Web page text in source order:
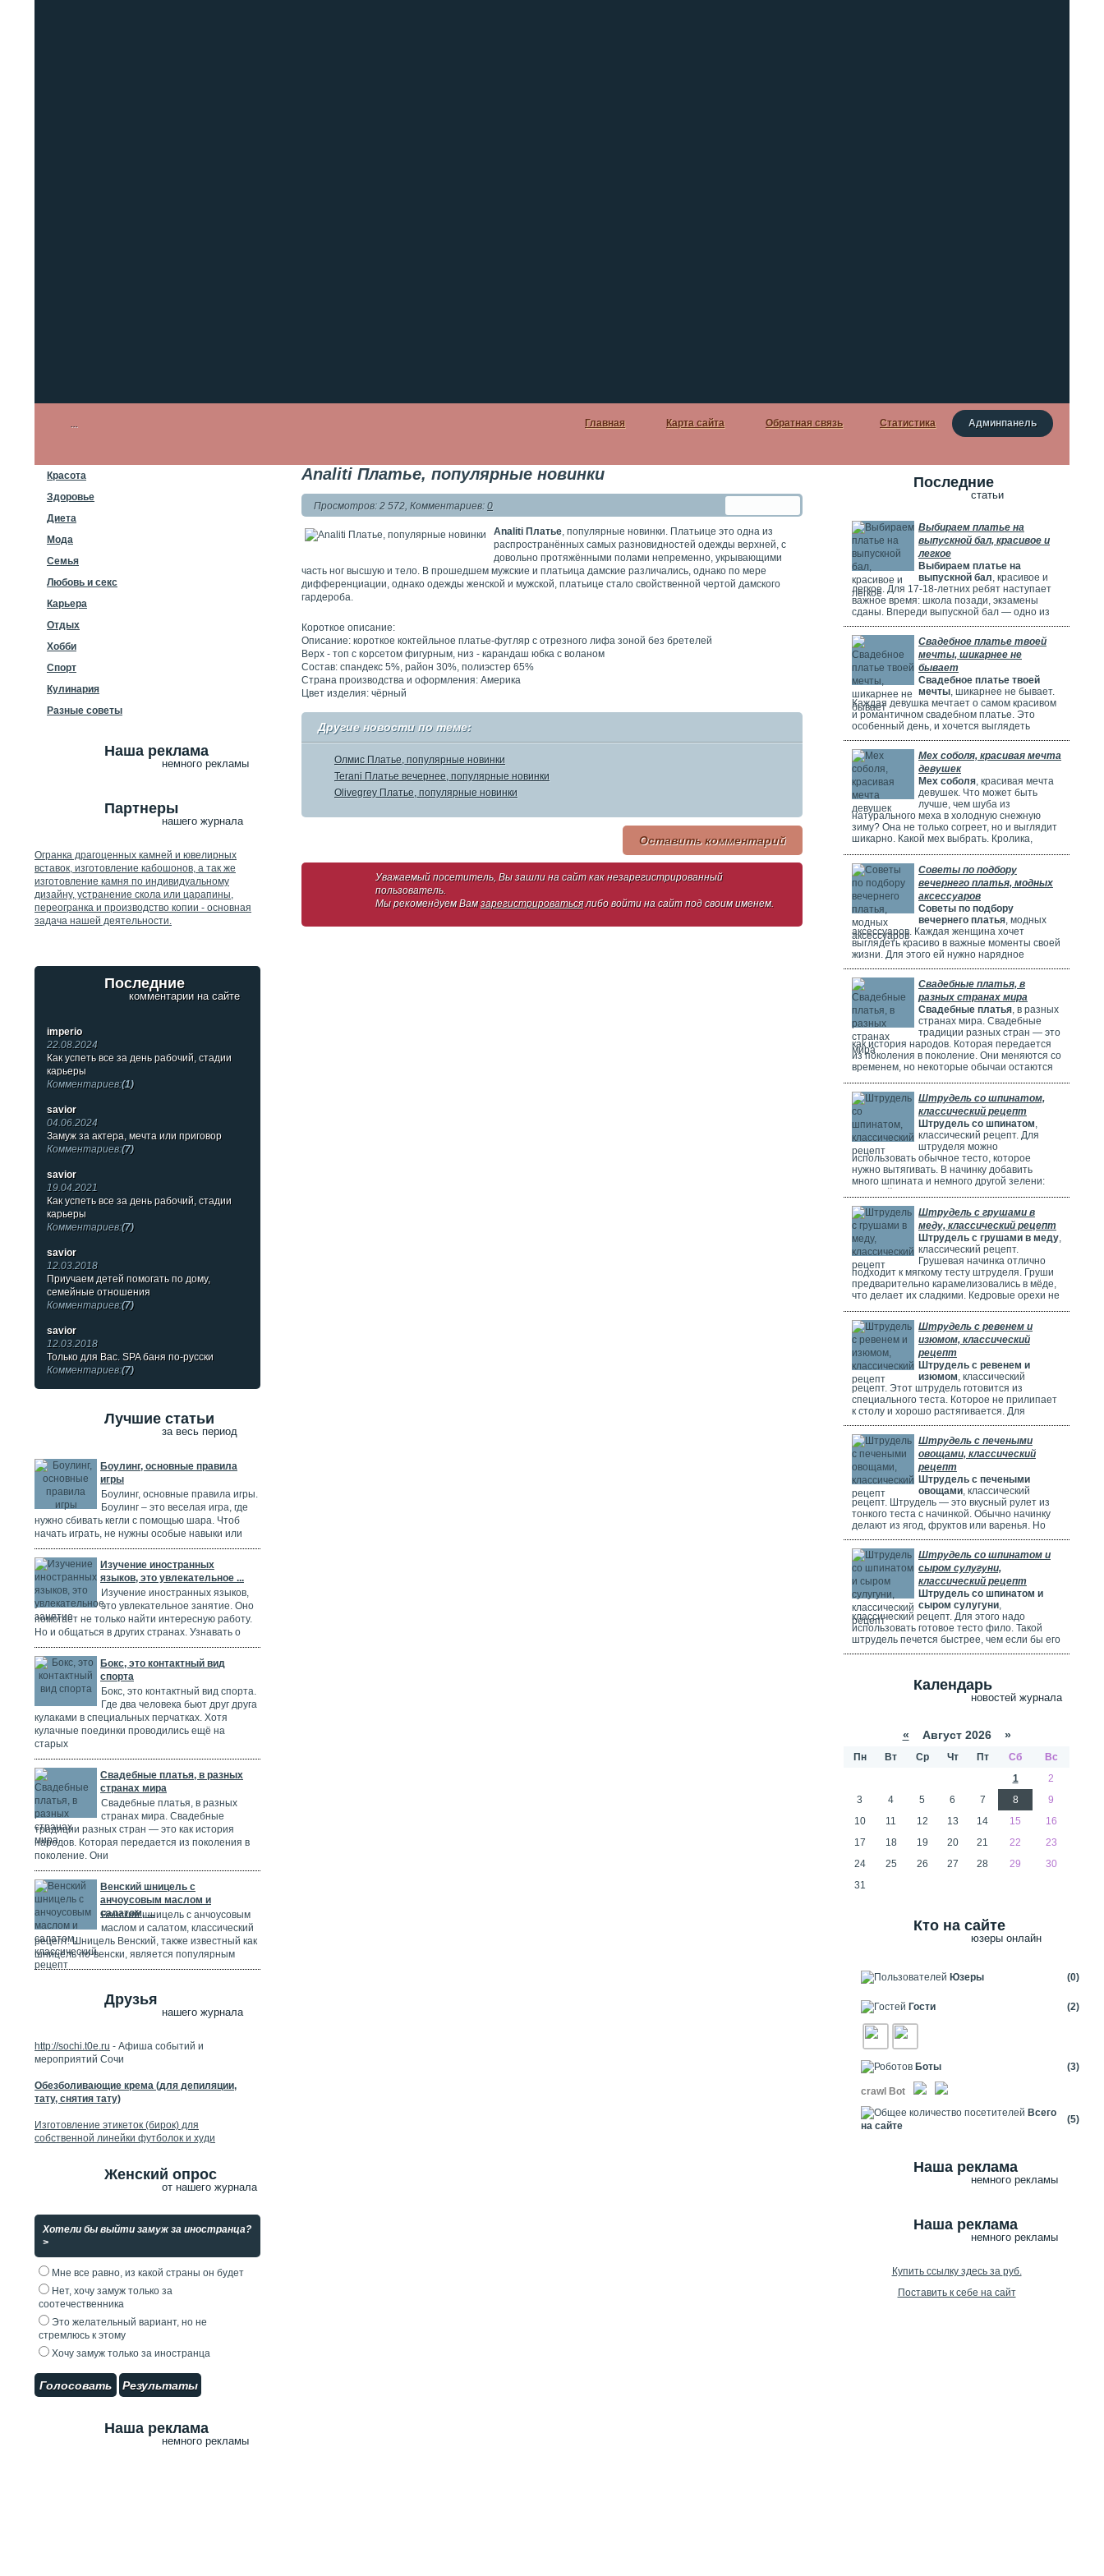
Админпанель
Статистика
Обратная связь
Карта сайта
Главная
Analiti Платье, популярные новинки
Просмотров: 2 572, Комментариев: 0
Analiti Платье, популярные новинки. Платьице это одна из
распространённых самых разновидностей одежды верхней, с
довольно протяжёнными полами непременно, укрывающими
часть ног высшую и тело. В прошедшем мужские и платьица дамские различались, однако по мере
дифференциации, однако одежды женской и мужской, платьице стало свойственной чертой дамского
гардероба.
Короткое описание:
Описание: короткое коктейльное платье-футляр с отрезного лифа зоной без бретелей
Верх - топ с корсетом фигурным, низ - карандаш юбка с воланом
Состав: спандекс 5%, район 30%, полиэстер 65%
Страна производства и оформления: Америка
Цвет изделия: чёрный
Другие новости по теме:
Олмис Платье, популярные новинки
Terani Платье вечернее, популярные новинки
Olivegrey Платье, популярные новинки
Оставить комментарий
Уважаемый посетитель, Вы зашли на сайт как незарегистрированный
пользователь.
Мы рекомендуем Вамзарегистрироватьсялибо войти на сайт под своим именем.
Красота
Здоровье
Диета
Мода
Семья
Любовь и секс
Карьера
Отдых
Хобби
Спорт
Кулинария
Разные советы
Наша реклама
немного рекламы
Партнеры
нашего журнала
Огранка драгоценных камней и ювелирных
вставок, изготовление кабошонов, а так же
изготовление камня по индивидуальному
дизайну, устранение скола или царапины,
переогранка и производство копии - основная
задача нашей деятельности.
Последние
комментарии на сайте
imperio
22.08.2024
Как успеть все за день рабочий, стадии
карьеры
Комментариев:(1)
savior
04.06.2024
Замуж за актера, мечта или приговор
Комментариев:(7)
savior
19.04.2021
Как успеть все за день рабочий, стадии
карьеры
Комментариев:(7)
savior
12.03.2018
Приучаем детей помогать по дому,
семейные отношения
Комментариев:(7)
savior
12.03.2018
Только для Вас. SPA баня по-русски
Комментариев:(7)
Лучшие статьи
за весь период
Боулинг, основные правила
игры
Боулинг, основные правила игры.
Боулинг – это веселая игра, где
нужно сбивать кегли с помощью шара. Чтоб
начать играть, не нужны особые навыки или
Изучение иностранных
языков, это увлекательное ...
Изучение иностранных языков,
это увлекательное занятие. Оно
помогает не только найти интересную работу.
Но и общаться в других странах. Узнавать о
Бокс, это контактный вид
спорта
Бокс, это контактный вид спорта.
Где два человека бьют друг друга
кулаками в специальных перчатках. Хотя
кулачные поединки проводились ещё на
старых
Свадебные платья, в разных
странах мира
Свадебные платья, в разных
странах мира. Свадебные
традиции разных стран — это как история
народов. Которая передается из поколения в
поколение. Они
Венский шницель с
анчоусовым маслом и
салатом, ...
Венский шницель с анчоусовым
маслом и салатом, классический
рецепт. Шницель Венский, также известный как
шницель по-венски, является популярным
Друзья
нашего журнала
http://sochi.t0e.ru - Афиша событий и
мероприятий Сочи
Обезболивающие крема (для депиляции,
тату, снятия тату)
Изготовление этикеток (бирок) для
собственной линейки футболок и худи
Женский опрос
от нашего журнала
Хотели бы выйти замуж за иностранца?
>
Мне все равно, из какой страны он будет
Нет, хочу замуж только за
соотечественника
Это желательный вариант, но не
стремлюсь к этому
Хочу замуж только за иностранца
Голосовать Результаты
Наша реклама
немного рекламы
Последние
статьи
Выбираем платье на
выпускной бал, красивое и
легкое
Выбираем платье на
выпускной бал, красивое и
легкое. Для 17-18-летних ребят наступает
важное время: школа позади, экзамены
сданы. Впереди выпускной бал — одно из
самых красивых и радостных событий.
Особенно тщательно готовятся девушки.
Они заранее думают о наряде, прическе,
макияже и аксессуарах. Выпускной бал
можно сравнить с конкурсом красоты. Где
девушки соревнуются, кто лучше выглядит.
Свадебное платье твоей
мечты, шикарнее не
бывает
Свадебное платье твоей
мечты, шикарнее не бывает.
Каждая девушка мечтает о самом красивом
и романтичном свадебном платье. Это
особенный день, и хочется выглядеть
потрясающе! Но выбрать идеальное платье
может быть непросто. Раньше девушки
ходили по магазинам, смотрели каталоги и
искали платье в интернете. Сейчас это
проще благодаря онлайн-каталогам. Там
можно найти много красивых нарядов от
разных дизайнеров.
Мех соболя, красивая мечта
девушек
Мех соболя, красивая мечта
девушек. Что может быть
лучше, чем шуба из
натурального меха в холодную снежную
зиму? Она не только согреет, но и выглядит
шикарно. Какой мех выбрать. Кролика,
женщины чаще всего выбирают шубы из
соболя. Они красивые, дорогие и выглядят
очень элегантно. Соболя называют
"Королем всех мехов". Это значит, что он
самый шикарный и роскошный.
Советы по подбору
вечернего платья, модных
аксессуаров
Советы по подбору
вечернего платья, модных
аксессуаров. Каждая женщина хочет
выглядеть красиво в важные моменты своей
жизни. Для этого ей нужно нарядное
платье. В Москве огромный выбор таких
платьев. Вечерние платья в Москве очень
популярны. Потому что в городе много
театров, клубов и других мест. Где можно
повеселиться или встретиться с друзьями.
Также часто проходят праздничные
мероприятия, на которых нужно выглядеть
элегантно.
Свадебные платья, в
разных странах мира
Свадебные платья, в разных
странах мира. Свадебные
традиции разных стран — это
как история народов. Которая передается
из поколения в поколение. Они меняются со
временем, но некоторые обычаи остаются
невесты одеваются на свадьбу. И какие
символы несут их наряды.Штрудель со шпинатом,
классический рецепт
Штрудель со шпинатом,
классический рецепт. Для
штруделя можно
использовать обычное тесто, которое
нужно вытягивать. В начинку добавить
много шпината и немного другой зелени:
полезен, потому что в нем много витаминов,
минералов и веществ, которые защищают
клетки. Он богат витаминами A, C, E и K,
содержит кальций, который важен для зубов
и костей. И пищевые волокна, которые
Штрудель с грушами в
меду, классический рецепт
Штрудель с грушами в меду,
классический рецепт.
Грушевая начинка отлично
подходит к мягкому тесту штруделя. Груши
предварительно карамелизовались в мёде,
что делает их сладкими. Кедровые орехи не
Ну вот теперь можете приготовить вкусный
рецепт штруделя.Штрудель с ревенем и
изюмом, классический
рецепт
Штрудель с ревенем и
изюмом, классический
рецепт. Этот штрудель готовится из
специального теста. Которое не прилипает
к столу и хорошо растягивается. Для
начинки мы взяли стебли ревеня. Они
придают выпечке кислый вкус и приятный
аромат, делают штрудель сочным и
вкусным. Можно добавить в начинку
клубнику, яблоки или грушу. Если
используете ягоды, посыпьте их ложкой
муки.
Штрудель с печеными
овощами, классический
рецепт
Штрудель с печеными
овощами, классический
рецепт. Штрудель — это вкусный рулет из
тонкого теста с начинкой. Обычно начинку
делают из ягод, фруктов или варенья. Но
можно использовать и солёные начинки с
грибами, сыром, мясом или овощами. В этом
рецепте начинка готовится из печёных
овощей: цуккини, сладкого перца, зелени и
помидоров. В зависимости от времени года,
в начинку можно добавить баклажаны, сыр,
картофель, морковь или даже свёклу. Если
не хочется возиться с тестом, можно взять
готовое слоёное тесто или тесто фило.
Штрудель со шпинатом и
сыром сулугуни,
классический рецепт
Штрудель со шпинатом и
сыром сулугуни,
классический рецепт. Для этого надо
использовать готовое тесто фило. Такой
штрудель печется быстрее, чем если бы его
делали из обычного теста. Чтобы корочка
вам в приготовлении сложного рецепта.
Календарь
новостей журнала
« Август 2026 »
Пн Вт Ср Чт Пт Сб
Вс
1
2
3
4 5 6 7 8
9
10
11 12 13 14 15
16
17
18 19 20 21 22
23
24
25 26 27 28 29
30
31
Кто на сайте
юзеры онлайн
Юзеры (0)
Гости (2)
Боты (3)
crawl Bot
Всего
на сайте
(5)
Наша реклама
немного рекламы
Наша реклама
немного рекламы
Купить ссылку здесь за руб.
Поставить к себе на сайт